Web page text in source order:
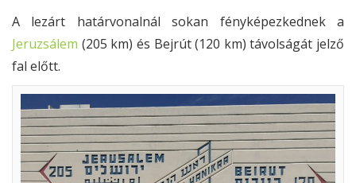
A lezárt határvonalnál sokan fényképezkednek a
Jeruzsálem (205 km) és Bejrút (120 km) távolságát jelző
fal előtt.